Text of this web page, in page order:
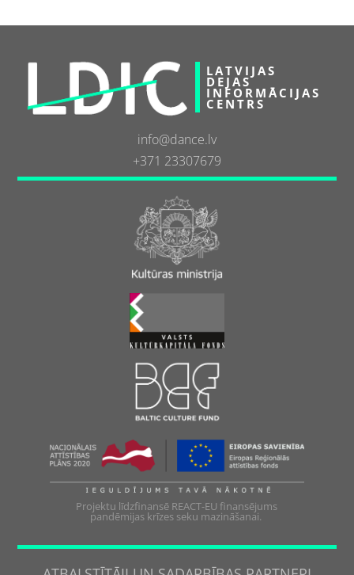
LATVIJAS
DEJAS
INFORMĀCIJAS
CENTRS
info@dance.lv
+371 23307679
Projektu līdzfinansē REACT-EU finansējums
pandēmijas krīzes seku mazināšanai.